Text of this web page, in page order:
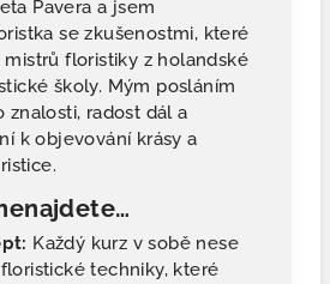
Pavera a jsem
se zkušenostmi, které
mistrů floristiky z holandské
školy. Mým posláním
znalosti, radost dál a
k objevování krásy a
Každý kurz v sobě nese
techniky, které